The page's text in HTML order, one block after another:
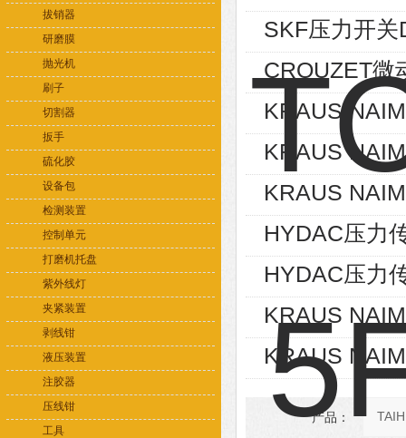
拔销器
研磨膜
抛光机
刷子
切割器
扳手
硫化胶
设备包
检测装置
控制单元
打磨机托盘
紫外线灯
夹紧装置
剥线钳
液压装置
注胶器
压线钳
工具
SKF压力开
CROUZET微
KRAUS
KRAUS
KRAUS
HYDAC压力
HYDAC压力
KRAUS
KRAUS
产品：